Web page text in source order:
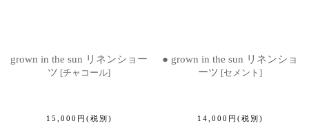
grown in the sun リネンショー
ツ [チャコール]
15,000 円 (税別)
● grown in the sun リネンショ
ーツ [セメント ]
14,000 円 (税別)